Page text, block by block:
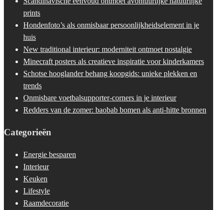
prints
Hondenfoto’s als onmisbaar persoonlijkheidselement in je
huis
New traditional interieur: moderniteit ontmoet nostalgie
Minecraft posters als creatieve inspiratie voor kinderkamers
Schotse hooglander behang koopgids: unieke plekken en
trends
Onmisbare voetbalsupporter-corners in je interieur
Redders van de zomer: baobab bomen als anti-hitte bronnen
Categorieën
Energie besparen
Interieur
Keuken
Lifestyle
Raamdecoratie